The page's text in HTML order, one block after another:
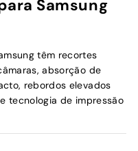
Samsung
têm recortes
absorção de
rebordos elevados
tecnologia de impressão